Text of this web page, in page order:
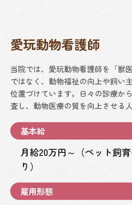
愛玩動物看護師
当院では、愛玩動物看護師を「獣
ではなく、動物福祉の向上や飼い
位置づけています。日々の診療か
査し、動物医療の質を向上させる
基本給
月給20万円～（ペット飼
り）
雇用形態